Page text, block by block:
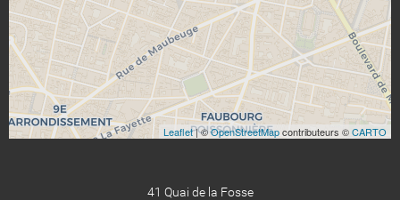
Leaflet| ©OpenStreetMapcontributeurs ©CARTO
41 Quai de la Fosse